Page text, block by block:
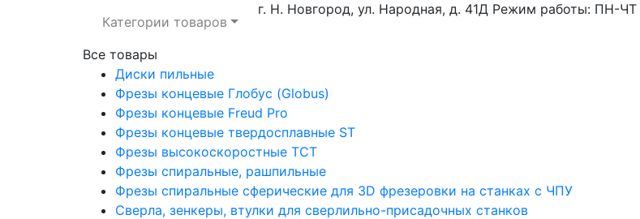
Категории товаров
г. Н. Новгород, ул. Народная, д. 41Д Режим работы: ПН-ЧТ
Все товары
Диски пильные
Фрезы концевые Глобус (Globus)
Фрезы концевые Freud Pro
Фрезы концевые твердосплавные ST
Фрезы высокоскоростные ТСТ
Фрезы спиральные, рашпильные
Фрезы спиральные сферические для 3D фрезеровки на станках с ЧПУ
Сверла, зенкеры, втулки для сверлильно-присадочных станков